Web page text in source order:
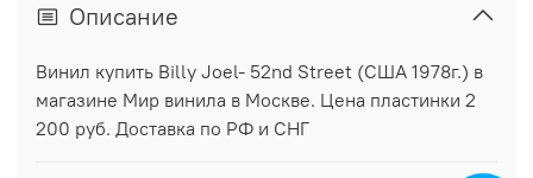
Описание
Винил купить Billy Joel- 52nd Street (США 1978г.) в
магазине Мир винила в Москве. Цена пластинки 2
200 руб. Доставка по РФ и СНГ